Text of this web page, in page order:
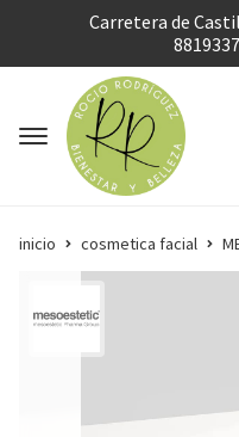
Carretera de
inicio cosmetica facial